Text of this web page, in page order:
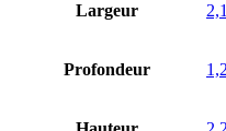
Largeur
Profondeur